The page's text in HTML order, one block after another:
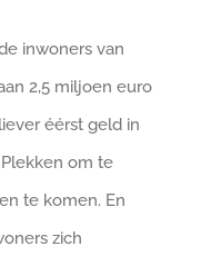
inwoners van
2,5 miljoen euro
éérst geld in
om te
te komen. En
zich